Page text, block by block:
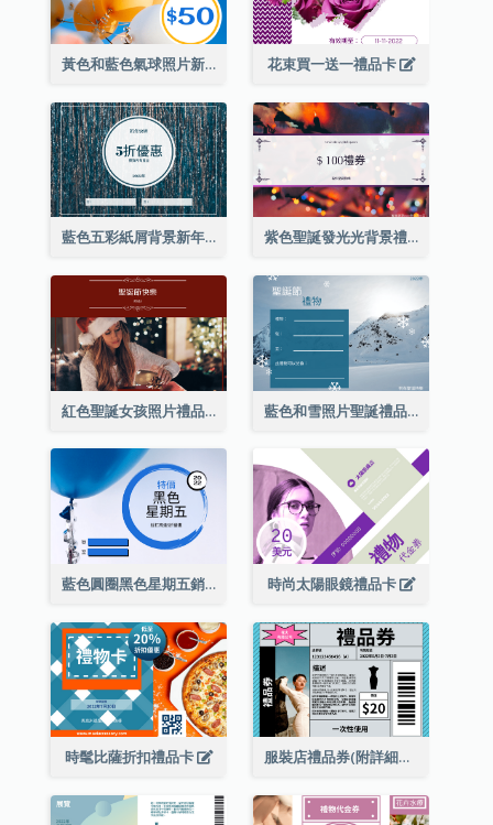
黃色和藍色氣球照片新年禮品卡 花束買一送一禮品卡
藍色五彩紙屑背景新年銷售禮品卡 紫色聖誕發光光背景禮品卡
紅色聖誕女孩照片禮品卡 藍色和雪照片聖誕禮品卡
藍色圓圈黑色星期五銷售禮品卡 時尚太陽眼鏡禮品卡
時髦比薩折扣禮品卡 服裝店禮品券(附詳細資訊)